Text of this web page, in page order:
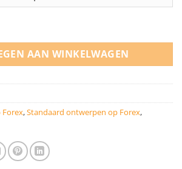
grachten aantal
AAN WINKELWAGEN
Forex,Standaard ontwerpen op Forex,